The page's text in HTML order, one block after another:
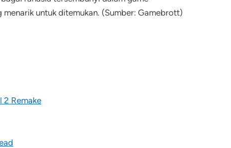
menarik untuk ditemukan. (Sumber: Gamebrott)
2 Remake